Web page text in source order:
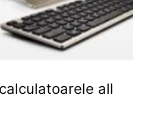
all